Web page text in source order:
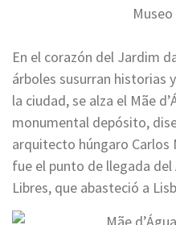
En el corazón del Jardim
árboles susurran historias
la ciudad, se alza el Mãe
monumental depósito,
arquitecto húngaro Carlos
fue el punto de llegada
Libres, que abasteció a